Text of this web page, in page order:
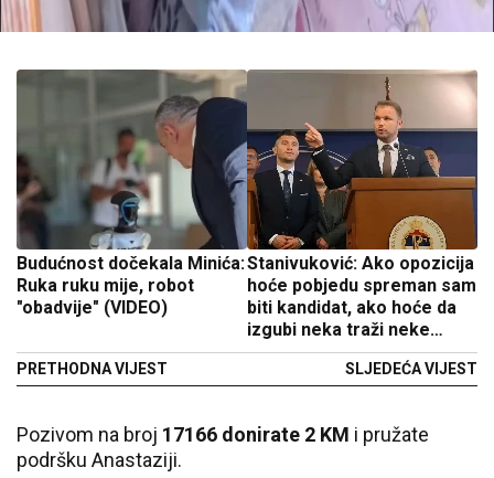
Budućnost dočekala Minića:
Ruka ruku mije, robot
"obadvije" (VIDEO)
PRETHODNA VIJEST
Stanivuković: Ako opozicija
hoće pobjedu spreman sam
biti kandidat, ako hoće da
izgubi neka traži neke
druge
SLJEDEĆA VIJEST
Pozivom na broj 17166 donirate 2 KM i pružate
podršku Anastaziji.